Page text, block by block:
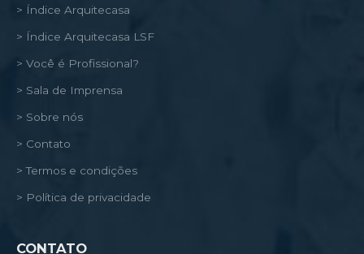
> Índice Arquitecasa
> Índice Arquitecasa LSF
> Você é Profissional?
> Sala de Imprensa
> Sobre nós
> Contato
> Termos e condições
> Política de privacidade
CONTATO